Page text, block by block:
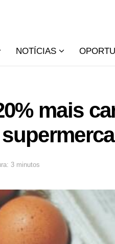
NOTÍCIAS
mais
3 minutos